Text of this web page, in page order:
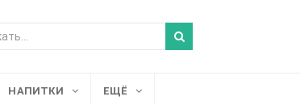
НАПИТКИ ЕЩЁ